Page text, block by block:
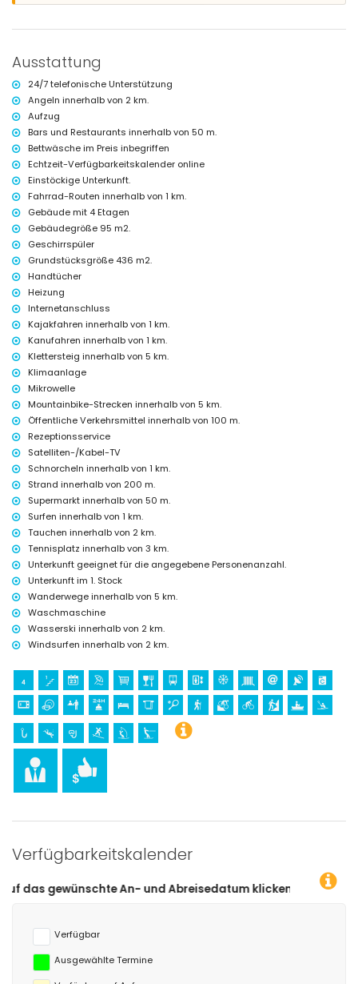
Nächster Flughafen: Alicante (innerhalb von 100 Kilometern von der
Haustiere sind nicht erlaubt
Aufzug.
Die Unterkunft ist sehr geeignet für Familien mit Kindern
Ausstattung und Dienstleistungen im Mietpreis der Wohnung
inbegriffen
Internet (WiFi)
Bügeleisen und Bügelbrett
Bettwäsche und Handtücher
Empfangsservice und 24-Stunden-Notdienst
Heizung und Klimaanlage
Ausstattung und Dienstleistungen gegen Aufpreis
Zusatzbett und Kinderbett/Babybett (auf Anfrage)
Unterhaltungs- und Freizeitaktivitäten für Ihren Urlaub in Jávea,
Costa Blanca
Metern vom Haus)
Kino (innerhalb von 1000 Metern vom Haus)
Theater und Diskothek (innerhalb von 5 Kilometern vom Haus)
Sehenswürdigkeiten und Kultur in Jávea, Costa Blanca
Museum (Histórico de Jávea), Kirche (San Bartolomé, Jávea), Ruine
(Molinos de Viento, Jávea), Denkmal (Pueblo Histórico, Jávea),
(Pueblo Histórico und Jávea) (innerhalb von 5 Kilometern von der
Unterkunft)
Burg (Portal de la Vila und Dénia) (innerhalb von 25 Kilometern von der
Unterkunft)
Sport
Radfahren, Kanufahren, Kajakfahren, Schnorcheln und Surfen
Tennis, Wandern, Mountainbiking, Klettern, Angeln, Tauchen,
Windsurfen und Wasserski (innerhalb von 5 Kilometern von der
Wohnung)
Golf und Reiten (innerhalb von 10 Kilometern von der Wohnung)
Ausstattung
24/7 telefonische Unterstützung
Angeln innerhalb von 2 km.
Aufzug
Bars und Restaurants innerhalb von 50 m.
Bettwäsche im Preis inbegriffen
Echtzeit-Verfügbarkeitskalender online
Einstöckige Unterkunft.
Fahrrad-Routen innerhalb von 1 km.
Gebäude mit 4 Etagen
Gebäudegröße 95 m2.
Geschirrspüler
Grundstücksgröße 436 m2.
Handtücher
Heizung
Internetanschluss
Kajakfahren innerhalb von 1 km.
Kanufahren innerhalb von 1 km.
Klettersteig innerhalb von 5 km.
Klimaanlage
Mikrowelle
Mountainbike-Strecken innerhalb von 5 km.
Öffentliche Verkehrsmittel innerhalb von 100 m.
Rezeptionsservice
Satelliten-/Kabel-TV
Schnorcheln innerhalb von 1 km.
Strand innerhalb von 200 m.
Supermarkt innerhalb von 50 m.
Surfen innerhalb von 1 km.
Tauchen innerhalb von 2 km.
Tennisplatz innerhalb von 3 km.
Unterkunft geeignet für die angegebene Personenanzahl.
Unterkunft im 1. Stock
Wanderwege innerhalb von 5 km.
Waschmaschine
Wasserski innerhalb von 2 km.
Windsurfen innerhalb von 2 km.
Verfügbarkeitskalender
An- und Abreisedatum klicken!
Verfügbar
Ausgewählte Termine